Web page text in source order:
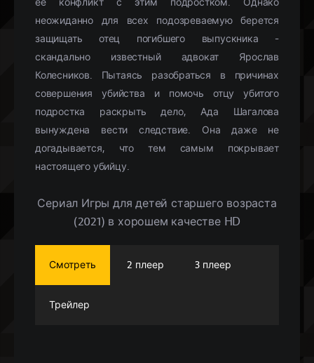
неожиданно для всех подозреваемую берется
защищать отец погибшего выпускника -
скандально известный адвокат Ярослав
Колесников. Пытаясь разобраться в причинах
совершения убийства и помочь отцу убитого
подростка раскрыть дело, Ада Шагалова
вынуждена вести следствие. Она даже не
догадывается, что тем самым покрывает
настоящего убийцу.
Сериал Игры для детей старшего возраста
(2021) в хорошем качестве HD
Смотреть 2 плеер 3 плеер
Трейлер